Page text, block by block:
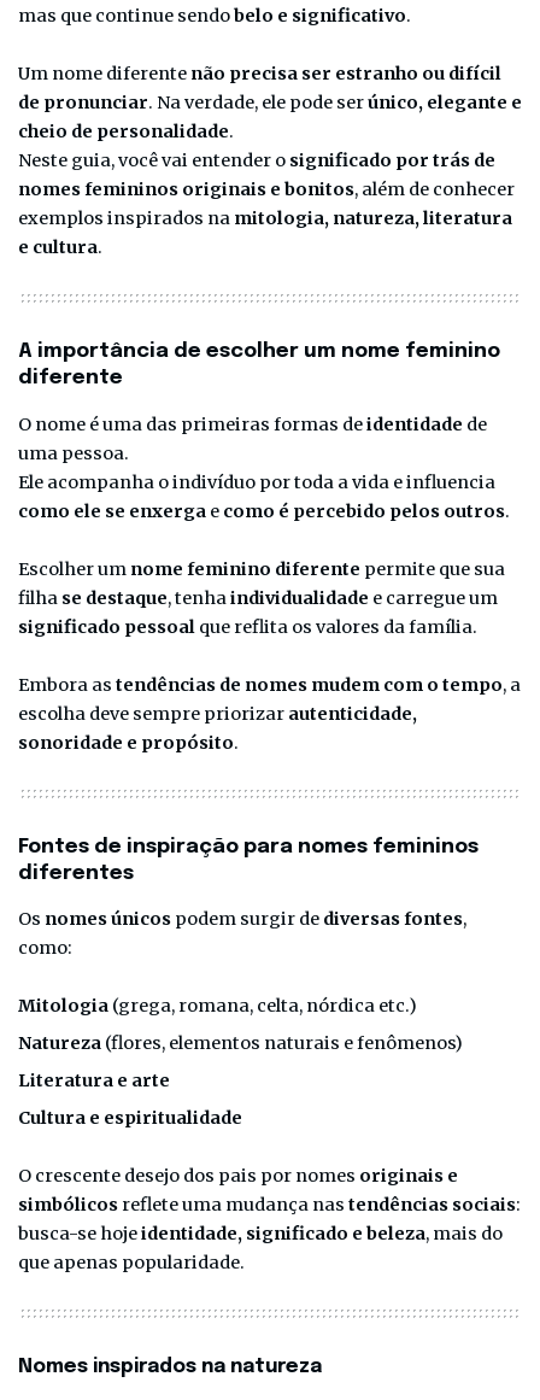
mas que continue sendobelo e significativo.
Um nome diferente não precisa ser estranho ou difícil
de pronunciar. Na verdade, ele pode serúnico, elegante e
cheio de personalidade.
Neste guia, você vai entender o significado por trás de
nomes femininos originais e bonitos, além de conhecer
exemplos inspirados na mitologia, natureza, literatura
e cultura.
A importância de escolher um nome feminino
diferente
O nome é uma das primeiras formas deidentidade de
uma pessoa.
Ele acompanha o indivíduo por toda a vida e influencia
como ele se enxerga e como é percebido pelos outros.
Escolher um nome feminino diferente permite que sua
filha se destaque, tenhaindividualidade e carregue um
significado pessoal que reflita os valores da família.
Embora as tendências de nomes mudem com o tempo, a
escolha deve sempre priorizar autenticidade,
sonoridade e propósito.
Fontes de inspiração para nomes femininos
diferentes
Os nomes únicos podem surgir de diversas fontes,
como:
Mitologia (grega, romana, celta, nórdica etc.)
Natureza (flores, elementos naturais e fenômenos)
Literatura e arte
Cultura e espiritualidade
O crescente desejo dos pais por nomes originais e
simbólicos reflete uma mudança nas tendências sociais:
busca-se hojeidentidade, significado e beleza, mais do
que apenas popularidade.
Nomes inspirados na natureza